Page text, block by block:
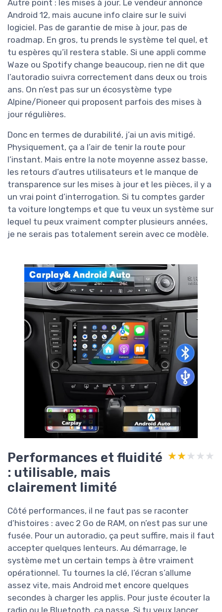
Autre point : les mises à jour. Le vendeur annonce
Android 12, mais aucune info claire sur le suivi
logiciel. Pas de garantie de mise à jour, pas de
roadmap. En gros, tu prends le système tel quel, et
tu espères qu’il restera stable. Si une appli comme
Waze ou Spotify change beaucoup, rien ne dit que
l’autoradio suivra correctement dans deux ou trois
ans. On n’est pas sur un écosystème type
Alpine/Pioneer qui proposent parfois des mises à
jour régulières.
Donc en termes de durabilité, j’ai un avis mitigé.
Physiquement, ça a l’air de tenir la route pour
l’instant. Mais entre la note moyenne assez basse,
les retours d’autres utilisateurs et le manque de
transparence sur les mises à jour et les pièces, il y a
un vrai point d’interrogation. Si tu comptes garder
ta voiture longtemps et que tu veux un système sur
lequel tu peux vraiment compter plusieurs années,
je ne serais pas totalement serein avec ce modèle.
Performances et fluidité
: utilisable, mais
clairement limité
★★★★★
★★★★★
Côté performances, il ne faut pas se raconter
d’histoires : avec 2 Go de RAM, on n’est pas sur une
fusée. Pour un autoradio, ça peut suffire, mais il faut
accepter quelques lenteurs. Au démarrage, le
système met un certain temps à être vraiment
opérationnel. Tu tournes la clé, l’écran s’allume
assez vite, mais Android met encore quelques
secondes à charger les applis. Pour juste écouter la